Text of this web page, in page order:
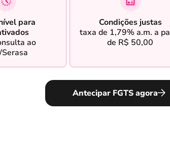
para
ao
Serasa
Condições justas
taxa de 1,79% a.m. a
de R$ 50,00
Antecipar FGTS agora